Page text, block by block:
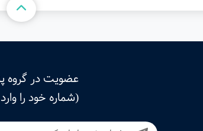
عضویت در گروه
(شماره خود را